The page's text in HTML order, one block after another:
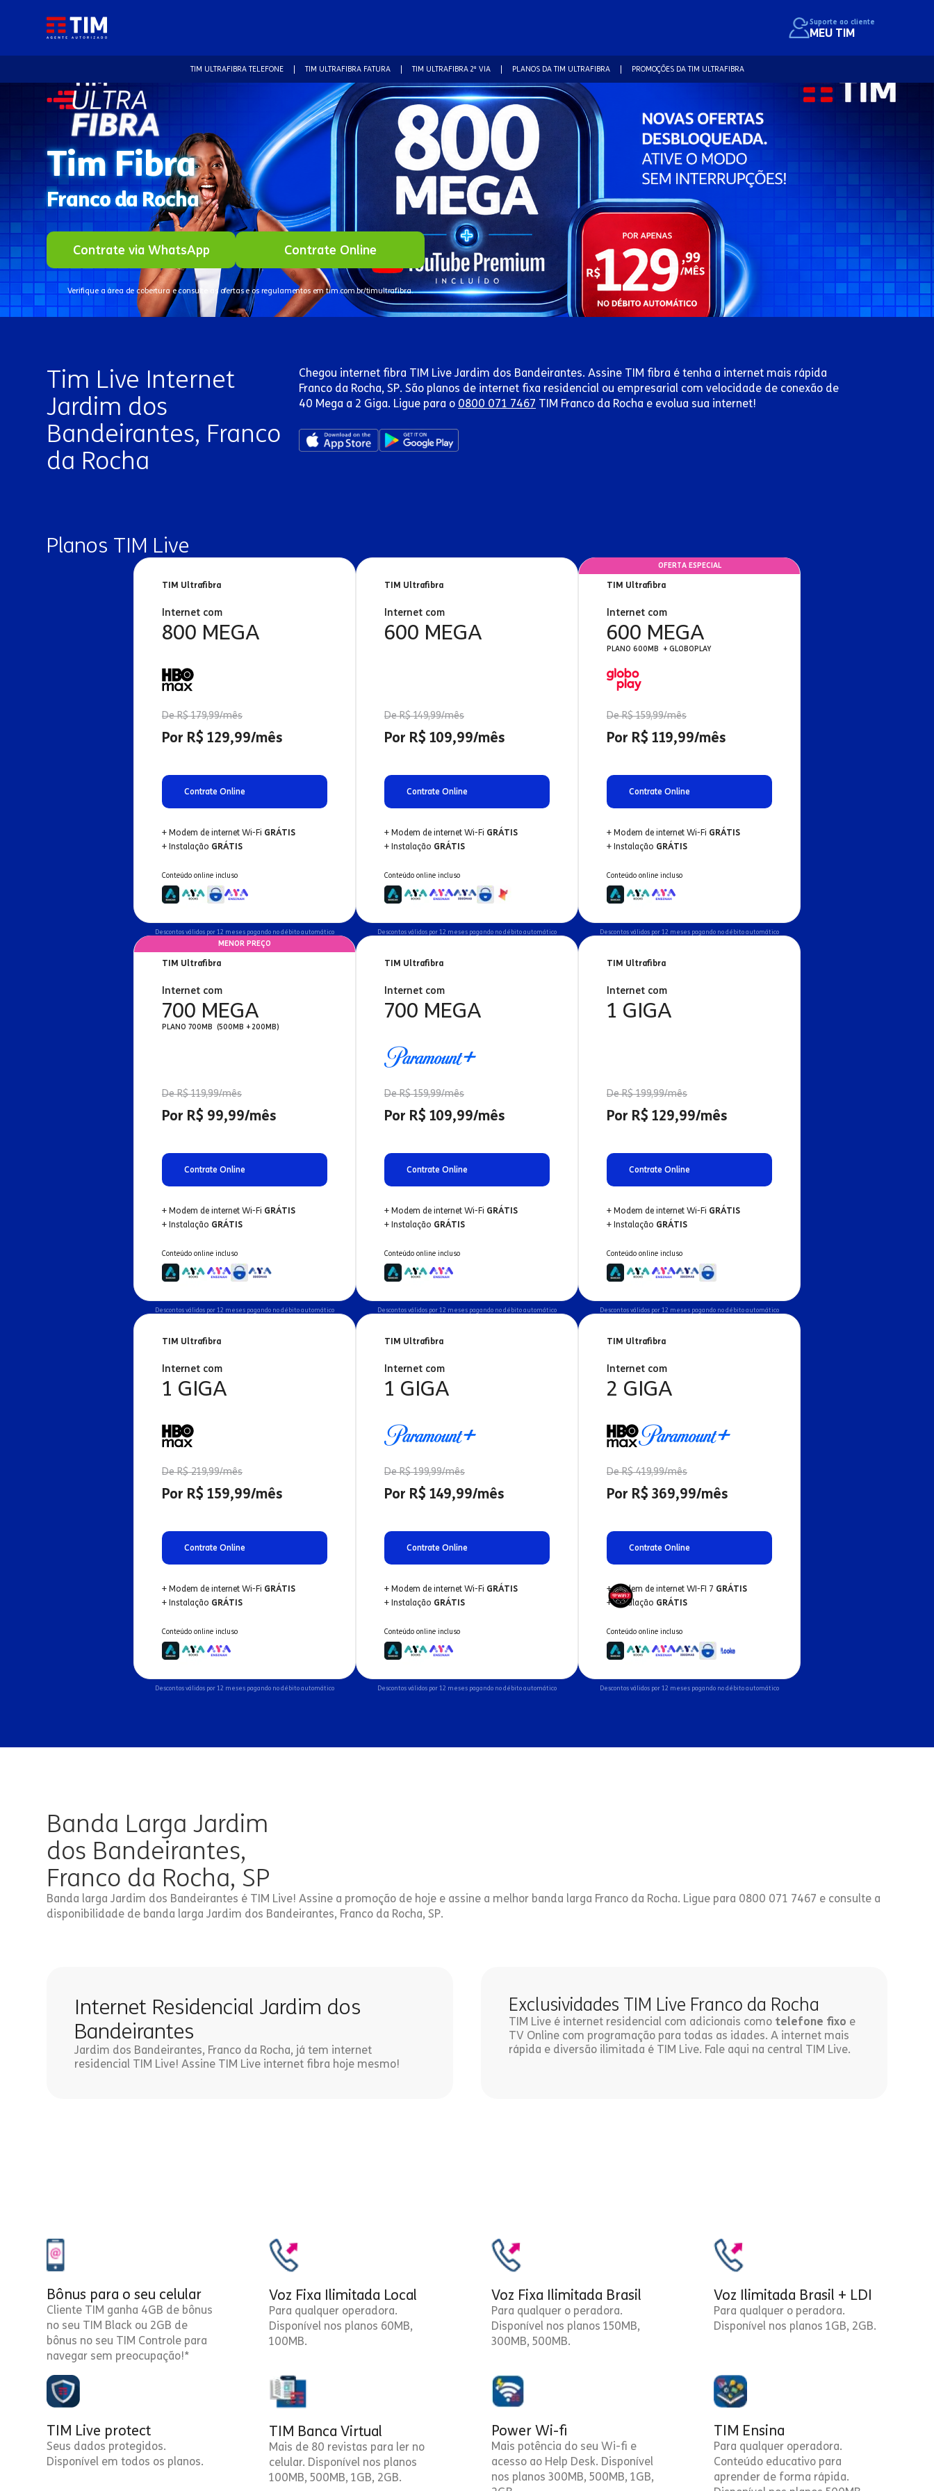
Suporte ao cliente
MEU TIM
TIM ULTRAFIBRA TELEFONE TIM ULTRAFIBRA FATURA TIM ULTRAFIBRA 2ª VIA PLANOS DA TIM ULTRAFIBRA PROMOÇÕES DA TIM ULTRAFIBRA
Tim Fibra
Franco da Rocha
Contrate via WhatsApp Contrate Online
Verifique a área de cobertura e consulte as ofertas e os regulamentos em tim.com.br/timultrafibra.
Tim Live Internet
Jardim dos
Bandeirantes, Franco
da Rocha
Chegou internet fibra TIM Live Jardim dos Bandeirantes. Assine TIM fibra é tenha a internet mais rápida
Franco da Rocha, SP. São planos de internet fixa residencial ou empresarial com velocidade de conexão de
40 Mega a 2 Giga. Ligue para o 0800 071 7467 TIM Franco da Rocha e evolua sua internet!
Planos TIM Live
TIM Ultrafibra
Internet com
800 MEGA
De R$ 179,99/mês
Por R$ 129,99/mês
Contrate Online
+ Modem de internet Wi-Fi GRÁTIS
+ Instalação GRÁTIS
Conteúdo online incluso
Descontos válidos por 12 meses pagando no débito automático
TIM Ultrafibra
Internet com
600 MEGA
De R$ 149,99/mês
Por R$ 109,99/mês
Contrate Online
+ Modem de internet Wi-Fi GRÁTIS
+ Instalação GRÁTIS
Conteúdo online incluso
Descontos válidos por 12 meses pagando no débito automático
TIM Ultrafibra
Internet com
600 MEGA
PLANO 600MB + GLOBOPLAY
De R$ 159,99/mês
Por R$ 119,99/mês
Contrate Online
+ Modem de internet Wi-Fi GRÁTIS
+ Instalação GRÁTIS
Conteúdo online incluso
OFERTA ESPECIAL
Descontos válidos por 12 meses pagando no débito automático
TIM Ultrafibra
Internet com
700 MEGA
PLANO 700MB (500MB + 200MB)
De R$ 119,99/mês
Por R$ 99,99/mês
Contrate Online
+ Modem de internet Wi-Fi GRÁTIS
+ Instalação GRÁTIS
Conteúdo online incluso
MENOR PREÇO
Descontos válidos por 12 meses pagando no débito automático
TIM Ultrafibra
Internet com
700 MEGA
De R$ 159,99/mês
Por R$ 109,99/mês
Contrate Online
+ Modem de internet Wi-Fi GRÁTIS
+ Instalação GRÁTIS
Conteúdo online incluso
Descontos válidos por 12 meses pagando no débito automático
TIM Ultrafibra
Internet com
1 GIGA
De R$ 199,99/mês
Por R$ 129,99/mês
Contrate Online
+ Modem de internet Wi-Fi GRÁTIS
+ Instalação GRÁTIS
Conteúdo online incluso
Descontos válidos por 12 meses pagando no débito automático
TIM Ultrafibra
Internet com
1 GIGA
De R$ 219,99/mês
Por R$ 159,99/mês
Contrate Online
+ Modem de internet Wi-Fi GRÁTIS
+ Instalação GRÁTIS
Conteúdo online incluso
Descontos válidos por 12 meses pagando no débito automático
TIM Ultrafibra
Internet com
1 GIGA
De R$ 199,99/mês
Por R$ 149,99/mês
Contrate Online
+ Modem de internet Wi-Fi GRÁTIS
+ Instalação GRÁTIS
Conteúdo online incluso
Descontos válidos por 12 meses pagando no débito automático
TIM Ultrafibra
Internet com
2 GIGA
De R$ 419,99/mês
Por R$ 369,99/mês
Contrate Online
+ Modem de internet WI-FI 7 GRÁTIS
+ Instalação GRÁTIS
Conteúdo online incluso
Descontos válidos por 12 meses pagando no débito automático
Banda Larga Jardim
dos Bandeirantes,
Franco da Rocha, SP
Banda larga Jardim dos Bandeirantes é TIM Live! Assine a promoção de hoje e assine a melhor banda larga Franco da Rocha. Ligue para 0800 071 7467 e consulte a
disponibilidade de banda larga Jardim dos Bandeirantes, Franco da Rocha, SP.
Internet Residencial Jardim dos
Bandeirantes
Jardim dos Bandeirantes, Franco da Rocha, já tem internet
residencial TIM Live! Assine TIM Live internet fibra hoje mesmo!
Exclusividades TIM Live Franco da Rocha
TIM Live é internet residencial com adicionais como telefone fixo e
TV Online com programação para todas as idades. A internet mais
rápida e diversão ilimitada é TIM Live. Fale aqui na central TIM Live.
Bônus para o seu celular
Cliente TIM ganha 4GB de bônus
no seu TIM Black ou 2GB de
bônus no seu TIM Controle para
navegar sem preocupação!*
Voz Fixa Ilimitada Local
Para qualquer operadora.
Disponível nos planos 60MB,
100MB.
Voz Fixa Ilimitada Brasil
Para qualquer o peradora.
Disponível nos planos 150MB,
300MB, 500MB.
Voz Ilimitada Brasil + LDI
Para qualquer o peradora.
Disponível nos planos 1GB, 2GB.
TIM Live protect
Seus dados protegidos.
Disponível em todos os planos.
TIM Banca Virtual
Mais de 80 revistas para ler no
celular. Disponível nos planos
100MB, 500MB, 1GB, 2GB.
Power Wi-fi
Mais potência do seu Wi-fi e
acesso ao Help Desk. Disponível
nos planos 300MB, 500MB, 1GB,
TIM Ensina
Para qualquer operadora.
Conteúdo educativo para
aprender de forma rápida.